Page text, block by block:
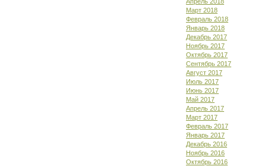
Март 2018
Февраль 2018
Январь 2018
Декабрь 2017
Ноябрь 2017
Октябрь 2017
Сентябрь 2017
Август 2017
Июль 2017
Июнь 2017
Май 2017
Апрель 2017
Март 2017
Февраль 2017
Январь 2017
Декабрь 2016
Ноябрь 2016
Октябрь 2016